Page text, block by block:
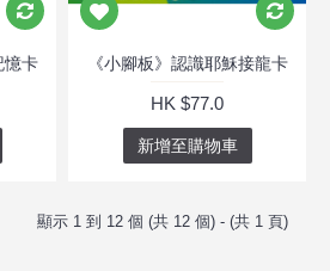
憶卡 《小腳板》認識耶穌接龍卡
HK $77.0
新增至購物車
顯示 1 到 12 個 (共 12 個) - (共 1 頁)